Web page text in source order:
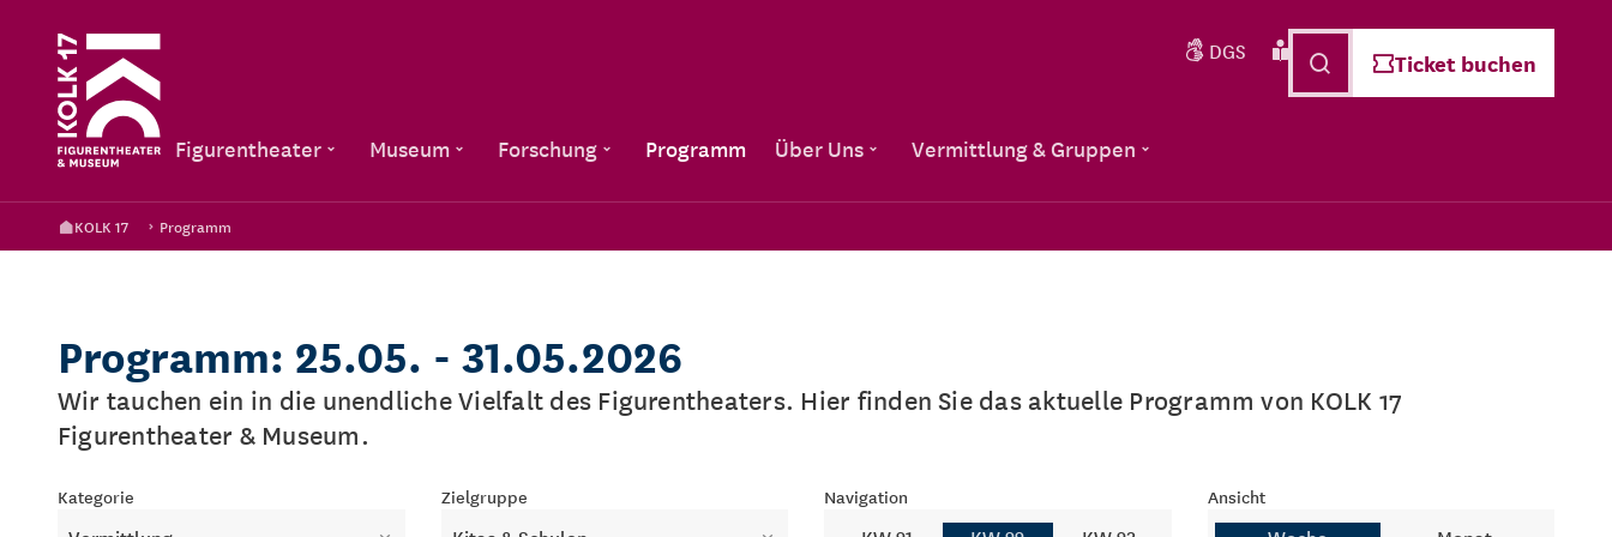
Figurentheater Museum Forschung Programm Über Uns Vermittlung & Gruppen
DGS Leichte Sprache Deutsch
Ticket buchen
KOLK 17 Programm
Programm: 25.05. - 31.05.2026
Wir tauchen ein in die unendliche Vielfalt des Figurentheaters. Hier finden Sie das aktuelle Programm von KOLK 17
Figurentheater & Museum.
Kategorie Zielgruppe Navigation Ansicht